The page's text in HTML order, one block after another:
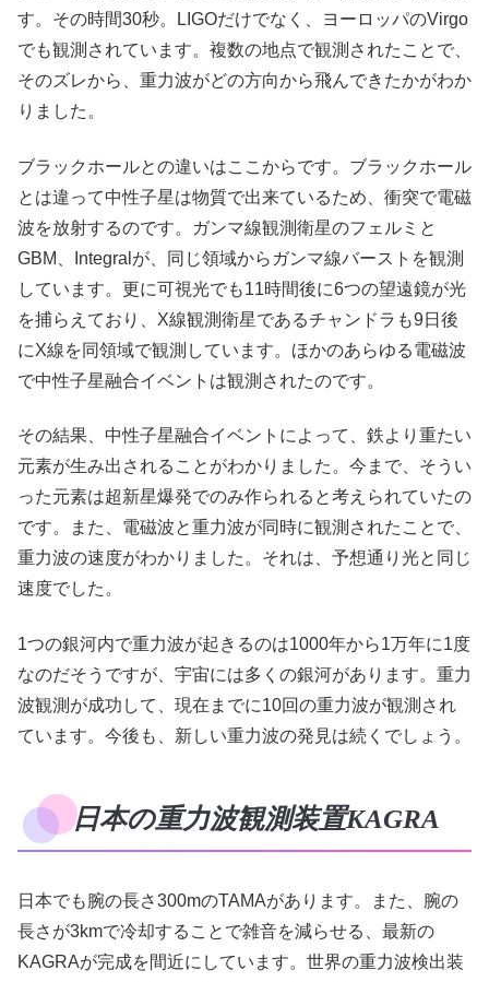
す。その時間30秒。LIGOだけでなく、ヨーロッパのVirgo
でも観測されています。複数の地点で観測されたことで、
そのズレから、重力波がどの方向から飛んできたかがわか
りました。
ブラックホールとの違いはここからです。ブラックホール
とは違って中性子星は物質で出来ているため、衝突で電磁
波を放射するのです。ガンマ線観測衛星のフェルミと
GBM、Integralが、同じ領域からガンマ線バーストを観測
しています。更に可視光でも11時間後に6つの望遠鏡が光
を捕らえており、X線観測衛星であるチャンドラも9日後
にX線を同領域で観測しています。ほかのあらゆる電磁波
で中性子星融合イベントは観測されたのです。
その結果、中性子星融合イベントによって、鉄より重たい
元素が生み出されることがわかりました。今まで、そうい
った元素は超新星爆発でのみ作られると考えられていたの
です。また、電磁波と重力波が同時に観測されたことで、
重力波の速度がわかりました。それは、予想通り光と同じ
速度でした。
1つの銀河内で重力波が起きるのは1000年から1万年に1度
なのだそうですが、宇宙には多くの銀河があります。重力
波観測が成功して、現在までに10回の重力波が観測され
ています。今後も、新しい重力波の発見は続くでしょう。
日本の重力波観測装置KAGRA
日本でも腕の長さ300mのTAMAがあります。また、腕の
長さが3kmで冷却することで雑音を減らせる、最新の
KAGRAが完成を間近にしています。世界の重力波検出装